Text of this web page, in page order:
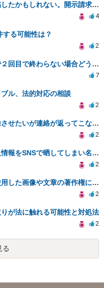
誹謗中傷に当たる内容を投稿したかもしれない。開示請求や民事刑事裁判に発展しうるのか教えて欲しい。
4
る可能性は？
2
開示請求の仮処分での審尋で２回目で終わらない場合どうしたらいいですか
7
ル、法的対応の相談
2
無断で動画を撮影され、削除させたいが連絡が返ってこない。
2
当方の腹いせで相手方の個人情報をSNSで晒してしまい名誉毀損させてしまったかもしれない
2
ホームページ制作における使用した画像や文章の著作権について
2
が法に触れる可能性と対処法
2
る